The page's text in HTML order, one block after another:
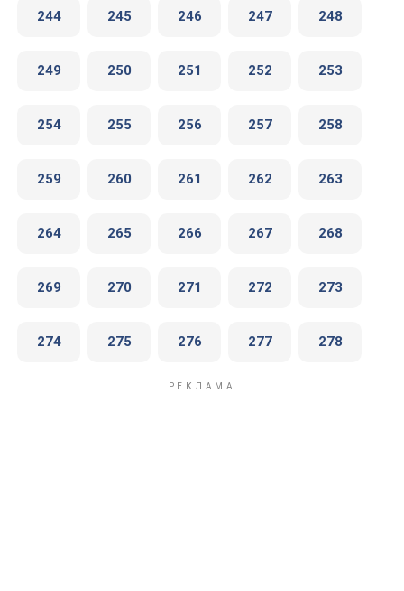
244 245 246 247 248
249 250 251 252 253
254 255 256 257 258
259 260 261 262 263
264 265 266 267 268
269 270 271 272 273
274 275 276 277 278